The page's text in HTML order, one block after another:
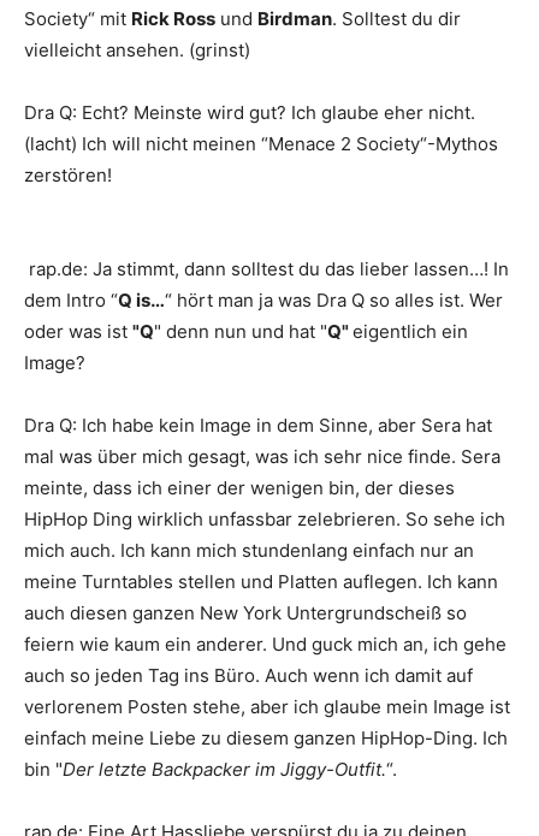
Society“ mit Rick Ross und Birdman. Solltest du dir
vielleicht ansehen. (grinst)
Dra Q: Echt? Meinste wird gut? Ich glaube eher nicht.
(lacht) Ich will nicht meinen “Menace 2 Society“-Mythos
zerstören!
rap.de: Ja stimmt, dann solltest du das lieber lassen…! In
dem Intro “Q is…“ hört man ja was Dra Q so alles ist. Wer
oder was ist "Q" denn nun und hat "Q"eigentlich ein
Image?
Dra Q: Ich habe kein Image in dem Sinne, aber Sera hat
mal was über mich gesagt, was ich sehr nice finde. Sera
meinte, dass ich einer der wenigen bin, der dieses
HipHop Ding wirklich unfassbar zelebrieren. So sehe ich
mich auch. Ich kann mich stundenlang einfach nur an
meine Turntables stellen und Platten auflegen. Ich kann
auch diesen ganzen New York Untergrundscheiß so
feiern wie kaum ein anderer. Und guck mich an, ich gehe
auch so jeden Tag ins Büro. Auch wenn ich damit auf
verlorenem Posten stehe, aber ich glaube mein Image ist
einfach meine Liebe zu diesem ganzen HipHop-Ding. Ich
bin "Der letzte Backpacker im Jiggy-Outfit.“.